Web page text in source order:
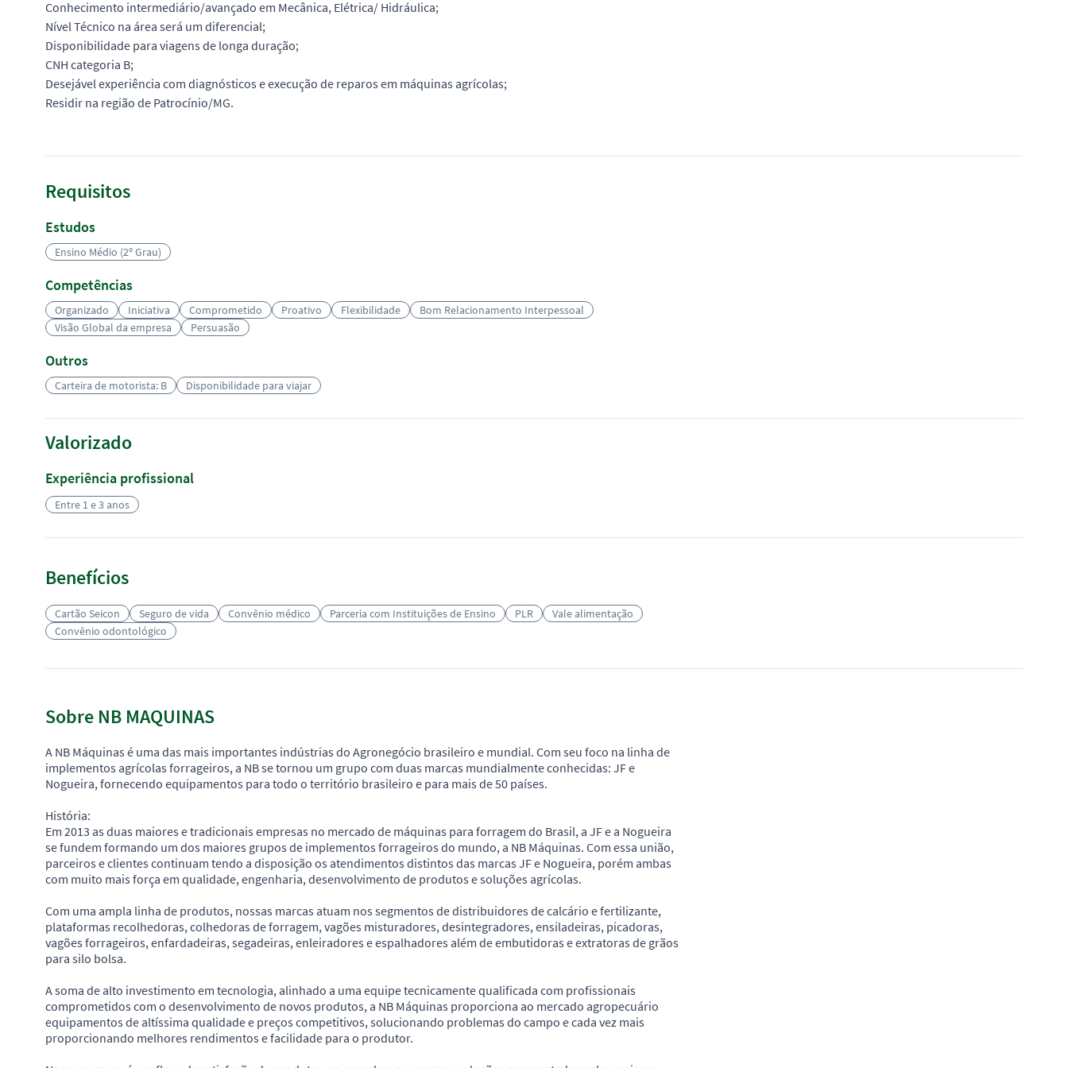
Conhecimento intermediário/avançado em Mecânica, Elétrica/ Hidráulica;
Nível Técnico na área será um diferencial;
Disponibilidade para viagens de longa duração;
CNH categoria B;
Desejável experiência com diagnósticos e execução de reparos em máquinas agrícolas;
Residir na região de Patrocínio/MG.
Requisitos
Estudos
Ensino Médio (2º Grau)
Competências
Organizado Iniciativa Comprometido Proativo Flexibilidade
Bom Relacionamento Interpessoal
Visão Global da empresa
Persuasão
Outros
Carteira de motorista: B Disponibilidade para viajar
Valorizado
Experiência profissional
Entre 1 e 3 anos
Benefícios
Cartão Seicon Seguro de vida Convênio médico Parceria com Instituições de Ensino PLR
Vale alimentação
Convênio odontológico
Sobre NB MAQUINAS
A NB Máquinas é uma das mais importantes indústrias do Agronegócio brasileiro e mundial. Com seu foco na linha de
implementos agrícolas forrageiros, a NB se tornou um grupo com duas marcas mundialmente conhecidas: JF e
Nogueira, fornecendo equipamentos para todo o território brasileiro e para mais de 50 países.
História:
Em 2013 as duas maiores e tradicionais empresas no mercado de máquinas para forragem do Brasil, a JF e a Nogueira
se fundem formando um dos maiores grupos de implementos forrageiros do mundo, a NB Máquinas. Com essa união,
parceiros e clientes continuam tendo a disposição os atendimentos distintos das marcas JF e Nogueira, porém ambas
com muito mais força em qualidade, engenharia, desenvolvimento de produtos e soluções agrícolas.
Com uma ampla linha de produtos, nossas marcas atuam nos segmentos de distribuidores de calcário e fertilizante,
plataformas recolhedoras, colhedoras de forragem, vagões misturadores, desintegradores, ensiladeiras, picadoras,
vagões forrageiros, enfardadeiras, segadeiras, enleiradores e espalhadores além de embutidoras e extratoras de grãos
para silo bolsa.
A soma de alto investimento em tecnologia, alinhado a uma equipe tecnicamente qualificada com profissionais
comprometidos com o desenvolvimento de novos produtos, a NB Máquinas proporciona ao mercado agropecuário
equipamentos de altíssima qualidade e preços competitivos, solucionando problemas do campo e cada vez mais
proporcionando melhores rendimentos e facilidade para o produtor.